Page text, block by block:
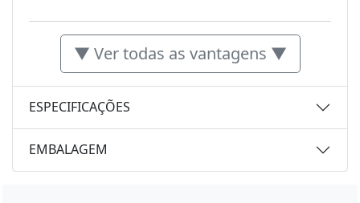
▼ Ver todas as vantagens ▼
ESPECIFICAÇÕES
EMBALAGEM